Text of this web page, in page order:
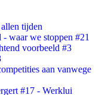
tijden
waar we stoppen #21
voorbeeld #3
aan vanwege
#17 - Werklui